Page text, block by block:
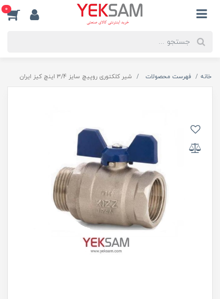
0
خانه فهرست محصولات شیر کلکتوری روپیچ سایز 3/4 اینچ کیز ایران